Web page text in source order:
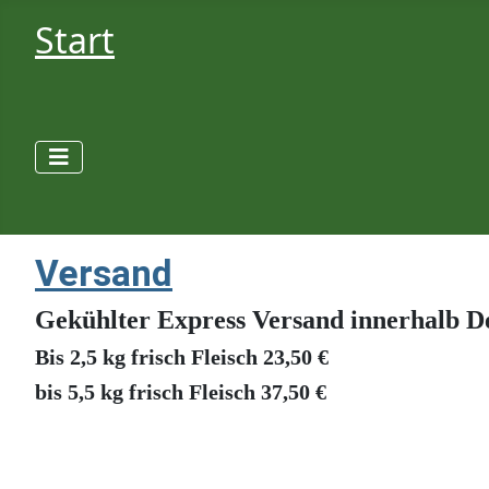
Start
Versand
Gekühlter Express Versand innerhalb
Bis 2,5 kg frisch Fleisch 23,50 €
bis 5,5 kg frisch Fleisch 37,50 €